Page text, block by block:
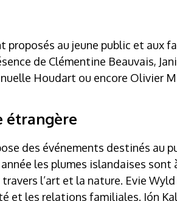
au jeune public et aux
de Clémentine Beauvais,
Houdart ou encore Olivier
étrangère
des événements destinés au
les plumes islandaises sont
l’art et la nature. Evie Wyld
et les relations familiales. Jón